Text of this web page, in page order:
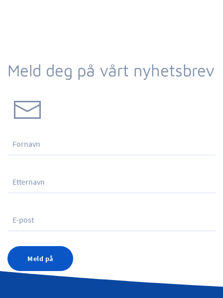
Meld deg på vårt nyhetsbrev
Meld på